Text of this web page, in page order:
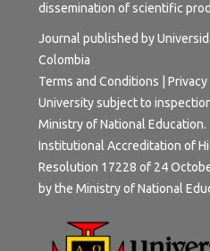
dissemination of scientific
Journal published by
Colombia
Terms and Conditions
University subject to
Ministry of National Education.
Institutional Accreditation of
Resolution 17228 of 24
by the Ministry of National